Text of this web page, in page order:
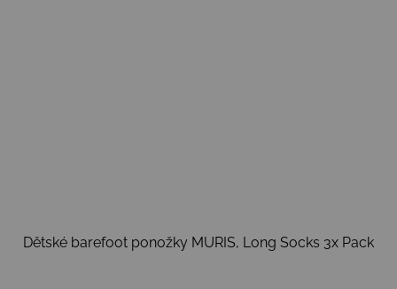
Dětské barefoot ponožky MURIS, Long Socks 3x Pack